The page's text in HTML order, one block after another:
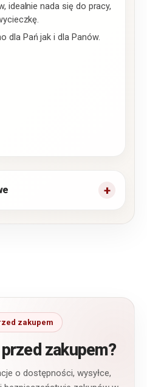
idealnie nada się do pracy,
dla Pań jak i dla Panów.
zakupem
zakupem?
o dostępności, wysyłce,